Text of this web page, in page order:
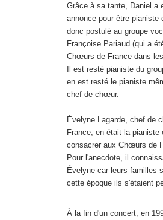
Grâce à sa tante, Daniel a
annonce pour être pianiste
donc postulé au groupe
Françoise Pariaud (qui a
Chœurs de France dans
Il est resté pianiste du
en est resté le pianiste
chef de chœur.
Évelyne Lagarde, chef de
France, en était la
consacrer aux Chœurs de
Pour l'anecdote, il
Évelyne car leurs familles
cette époque ils s'étaient
À la fin d'un concert, en